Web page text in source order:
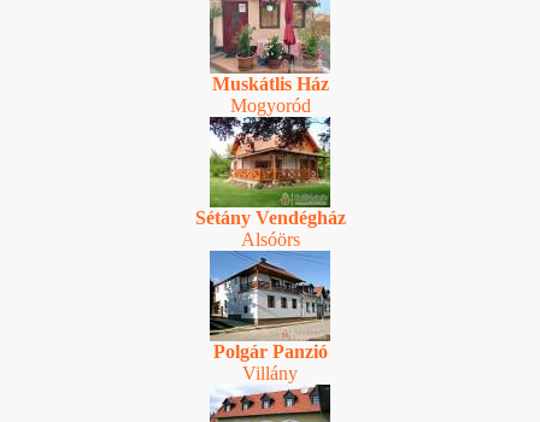
Muskátlis Ház
Mogyoród
Sétány Vendégház
Alsóörs
Polgár Panzió
Villány